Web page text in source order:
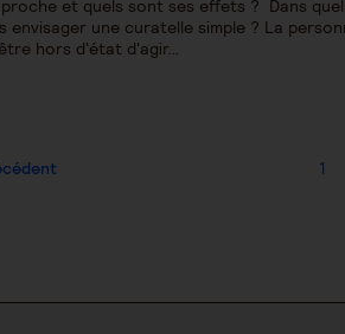
et quels sont ses effets ? Dans
envisager une curatelle simple ? La
hors d'état d'agir…
1